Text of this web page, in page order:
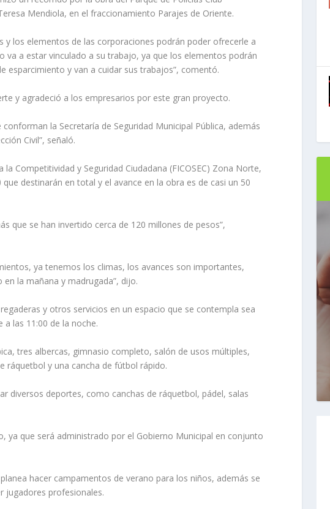
Mendiola, en el fraccionamiento Parajes de Oriente.
y los elementos de las corporaciones podrán poder ofrecerle a
va a estar vinculado a su trabajo, ya que los elementos podrán
esparcimiento y van a cuidar sus trabajos”, comentó.
y agradeció a los empresarios por este gran proyecto.
la Secretaría de Seguridad Municipal Pública, además
Civil”, señaló.
Competitividad y Seguridad Ciudadana (FICOSEC) Zona Norte,
destinarán en total y el avance en la obra es de casi un 50
que se han invertido cerca de 120 millones de pesos”,
ya tenemos los climas, los avances son importantes,
la mañana y madrugada”, dijo.
y otros servicios en un espacio que se contempla sea
a las 11:00 de la noche.
tres albercas, gimnasio completo, salón de usos múltiples,
ráquetbol y una cancha de fútbol rápido.
diversos deportes, como canchas de ráquetbol, pádel, salas
ya que será administrado por el Gobierno Municipal en conjunto
hacer campamentos de verano para los niños, además se
jugadores profesionales.